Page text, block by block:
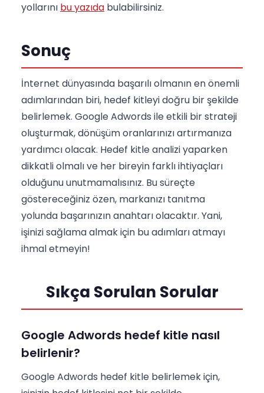
yollarını bu yazıda bulabilirsiniz.
Sonuç
İnternet dünyasında başarılı olmanın en önemli
adımlarından biri, hedef kitleyi doğru bir şekilde
belirlemek. Google Adwords ile etkili bir strateji
oluşturmak, dönüşüm oranlarınızı artırmanıza
yardımcı olacak. Hedef kitle analizi yaparken
dikkatli olmalı ve her bireyin farklı ihtiyaçları
olduğunu unutmamalısınız. Bu süreçte
göstereceğiniz özen, markanızı tanıtma
yolunda başarınızın anahtarı olacaktır. Yani,
işinizi sağlama almak için bu adımları atmayı
ihmal etmeyin!
Sıkça Sorulan Sorular
Google Adwords hedef kitle nasıl
belirlenir?
Google Adwords hedef kitle belirlemek için,